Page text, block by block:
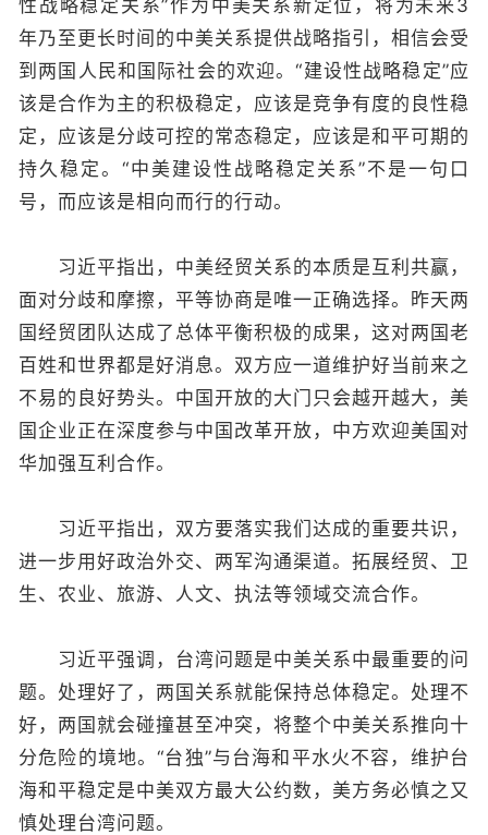
性战略稳定关系”作为中美关系新定位，将为未来3
年乃至更长时间的中美关系提供战略指引，相信会受
到两国人民和国际社会的欢迎。“建设性战略稳定”应
该是合作为主的积极稳定，应该是竞争有度的良性稳
定，应该是分歧可控的常态稳定，应该是和平可期的
持久稳定。“中美建设性战略稳定关系”不是一句口
号，而应该是相向而行的行动。
习近平指出，中美经贸关系的本质是互利共赢，
面对分歧和摩擦，平等协商是唯一正确选择。昨天两
国经贸团队达成了总体平衡积极的成果，这对两国老
百姓和世界都是好消息。双方应一道维护好当前来之
不易的良好势头。中国开放的大门只会越开越大，美
国企业正在深度参与中国改革开放，中方欢迎美国对
华加强互利合作。
习近平指出，双方要落实我们达成的重要共识，
进一步用好政治外交、两军沟通渠道。拓展经贸、卫
生、农业、旅游、人文、执法等领域交流合作。
习近平强调，台湾问题是中美关系中最重要的问
题。处理好了，两国关系就能保持总体稳定。处理不
好，两国就会碰撞甚至冲突，将整个中美关系推向十
分危险的境地。“台独”与台海和平水火不容，维护台
海和平稳定是中美双方最大公约数，美方务必慎之又
慎处理台湾问题。